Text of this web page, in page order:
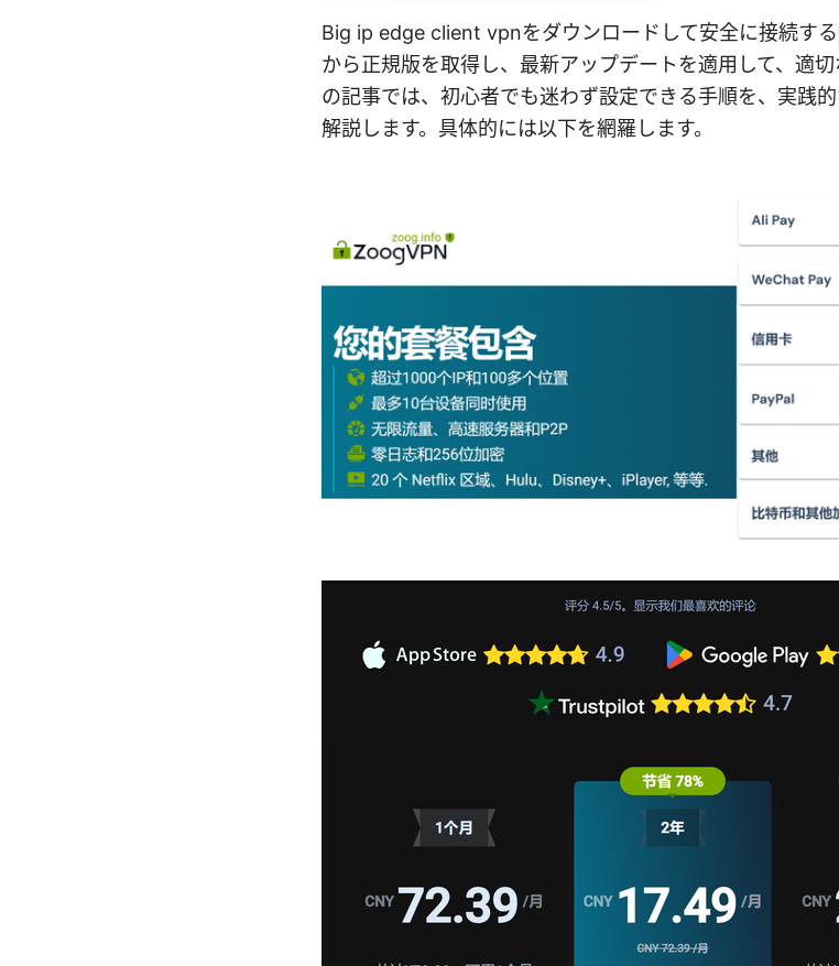
Big ip edge client vpnをダウンロードして安全に接続す
から正規版を取得し、最新アップデートを適用して、適
の記事では、初心者でも迷わず設定できる手順を、実践
解説します。具体的には以下を網羅します。